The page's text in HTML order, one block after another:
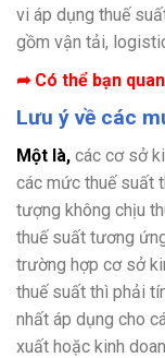
vi áp dụng thuế
gồm vận tải,
➦ Có thể bạn
Lưu ý về các
Một là, các cơ sở
các mức thuế suất
tượng không chịu
thuế suất tương
trường hợp cơ sở
thuế suất thì phải
nhất áp dụng cho
xuất hoặc kinh